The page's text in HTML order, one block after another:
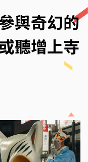
與奇幻的
聽增上寺